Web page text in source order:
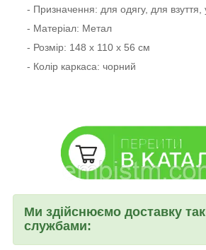
- Призначення: для одягу, для взуття,
- Матеріал: Метал
- Розмір: 148 х 110 х 56 см
- Колір каркаса: чорний
Ми здійснюємо доставку
службами: